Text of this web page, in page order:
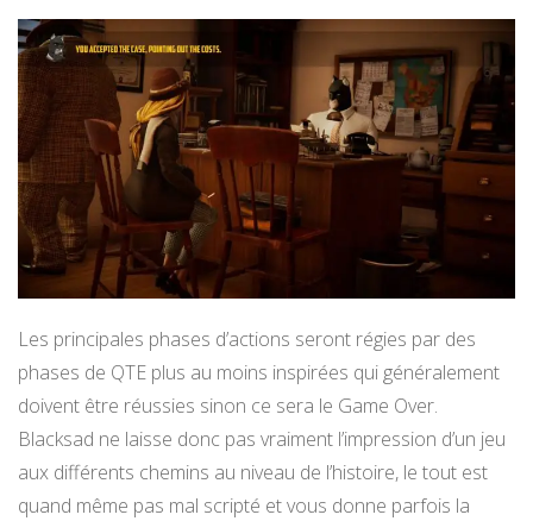
Les principales phases d’actions seront régies par des
phases de QTE plus au moins inspirées qui généralement
doivent être réussies sinon ce sera le Game Over.
Blacksad ne laisse donc pas vraiment l’impression d’un jeu
aux différents chemins au niveau de l’histoire, le tout est
quand même pas mal scripté et vous donne parfois la